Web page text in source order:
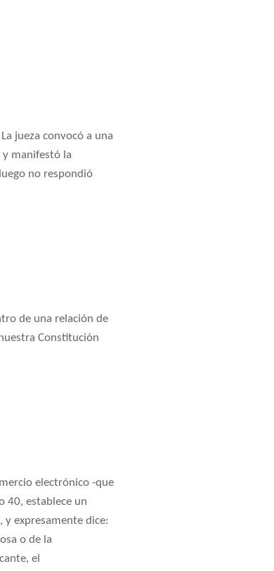
jueza convocó a una
y manifestó la
no respondió
de una relación de
Constitución
electrónico -que
40, establece un
expresamente dice:
o de la
el